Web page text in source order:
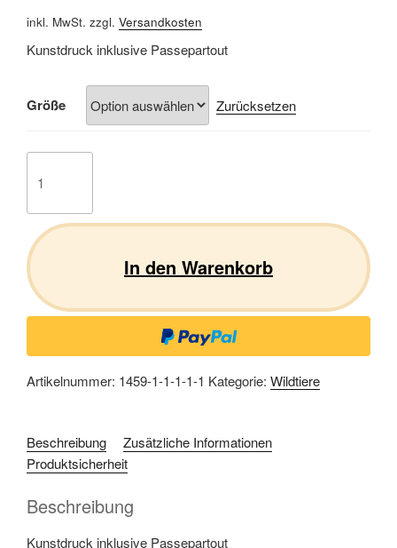
inkl. MwSt. zzgl. Versandkosten
Kunstdruck inklusive Passepartout
Größe Zurücksetzen
04
In den Warenkorb
Artikelnummer: 1459-1-1-1-1-1 Kategorie: Wildtiere
Beschreibung
Zusätzliche Informationen
Produktsicherheit
Beschreibung
Kunstdruck inklusive Passepartout